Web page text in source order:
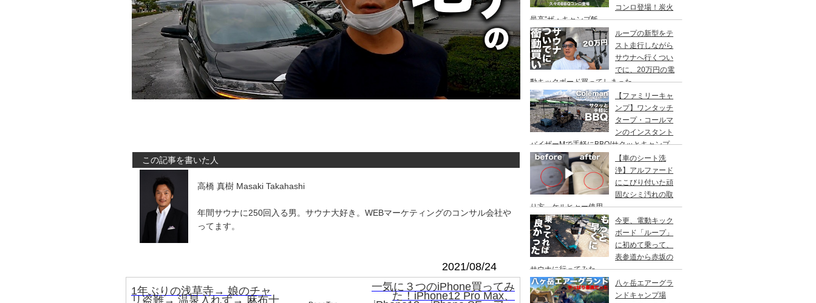
この記事を書いた人
高橋 真樹 Masaki Takahashi
年間サウナに250回入る男。サウナ大好き。WEBマーケティングのコンサル会社や
ってます。
2021/08/24
1年ぶりの浅草寺→ 娘のチャ
リ盗難→ 温泉入れず→ 麻布十
一気に３つのiPhone買ってみ
た！iPhone12 Pro Max、
コンロ登場！炭火
最高”ザ・キャンプ飯
ループの新型をテ
スト走行しながら
サウナへ行くつい
でに、20万円の電
動キックボード買ってしまった。
YADEA（ヤデア）
【ファミリーキャ
ンプ】ワンタッチ
タープ・コールマ
ンのインスタント
バイザーMで手軽にBBQ/サクッとキャンプ
レイアウト/ 都心から車で1時間/ 河原のキャ
ンプ場/秋川橋河川公園 バーベキューランド
【車のシート洗
浄】アルファード
にこびり付いた頑
固なシミ汚れの取
り方。ケルヒャー使用。
今更、電動キック
ボード「ループ」
に初めて乗って、
表参道から赤坂の
サウナに行ってみた。
八ヶ岳エアーグラ
ンドキャンプ場